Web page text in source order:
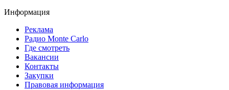
Информация
Реклама
Радио Monte Carlo
Где смотреть
Вакансии
Контакты
Закупки
Правовая информация